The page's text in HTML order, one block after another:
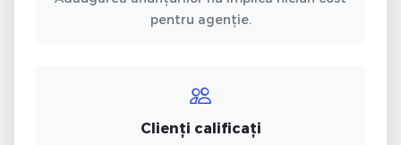
pentru agenție.
Clienți calificați